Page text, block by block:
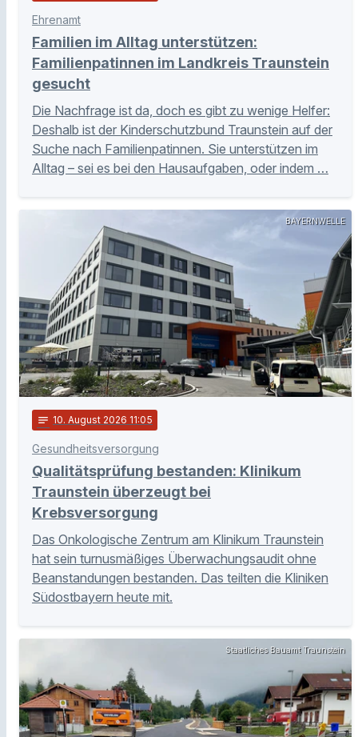
Ehrenamt
Familien im Alltag unterstützen:
Familienpatinnen im Landkreis Traunstein
gesucht
Die Nachfrage ist da, doch es gibt zu wenige Helfer:
Deshalb ist der Kinderschutzbund Traunstein auf der
Suche nach Familienpatinnen. Sie unterstützen im
Alltag – sei es bei den Hausaufgaben, oder indem …
BAYERNWELLE
notes 10. August 2026 11:05
Gesundheitsversorgung
Qualitätsprüfung bestanden: Klinikum
Traunstein überzeugt bei
Krebsversorgung
Das Onkologische Zentrum am Klinikum Traunstein
hat sein turnusmäßiges Überwachungsaudit ohne
Beanstandungen bestanden. Das teilten die Kliniken
Südostbayern heute mit.
Staatliches Bauamt Traunstein